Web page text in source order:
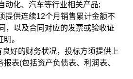
动化、汽车等行业相关产品;
提供连续12个月销售累计金额不
，以及合同对应的发票或验收证
。
好的财务状况，投标方须提供上
表(包括资产负债表、利润表、